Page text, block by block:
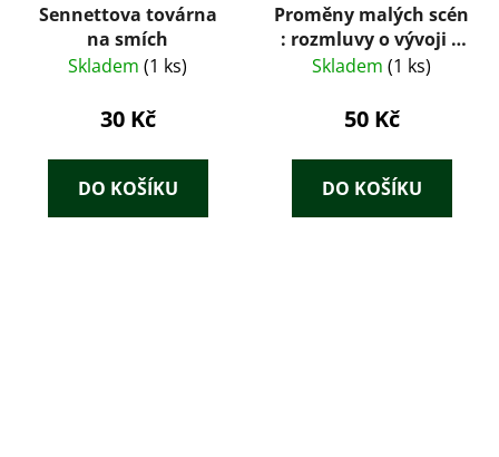
Sennettova továrna
na smích
Skladem (1 ks)
30 Kč
DO KOŠÍKU
Proměny malých scén
: rozmluvy o vývoji a
současné podobě
divadel malých
Skladem (1 ks)
50 Kč
DO KOŠÍKU